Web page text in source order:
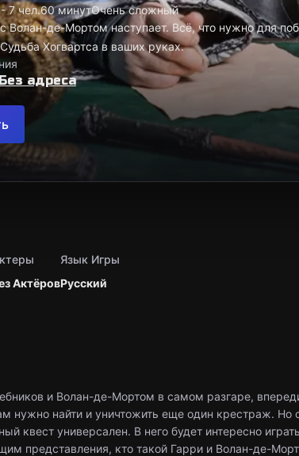
7 чел.60 минутОчень сложный
Волан-де-Мортом наступает. Всё, что нужно для
Хогвартса в ваших руках.
адреса
АктёровРусский
Язык Игры
и Волан-де-Мортом в самом разгаре,
нужно найти и уничтожить еще один крестраж. Но
квест универсален. В него будет интересно
представления, кто такой Гарри и Волан-де-